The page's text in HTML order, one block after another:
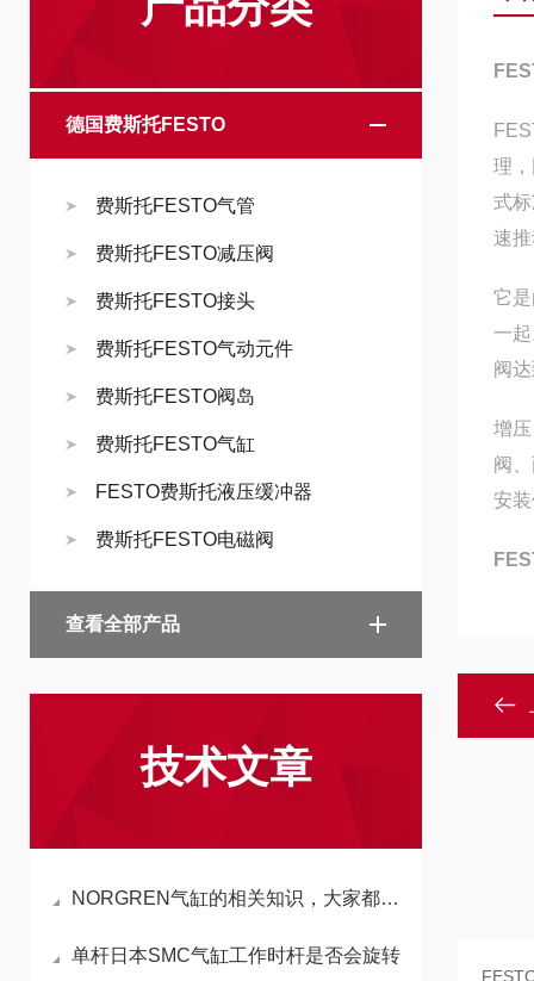
德国费斯托FESTO
费斯托FESTO气管
费斯托FESTO减压阀
费斯托FESTO接头
费斯托FESTO气动元件
费斯托FESTO阀岛
费斯托FESTO气缸
FESTO费斯托液压缓冲器
费斯托FESTO电磁阀
查看全部产品
技术文章
NORGREN气缸的相关知识，大家都了解吗？
单杆日本SMC气缸工作时杆是否会旋转
理
式
速
它
一
阀
增
阀
安